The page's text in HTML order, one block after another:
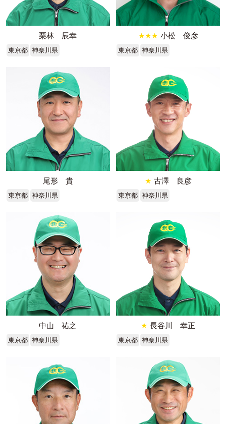
栗林 辰幸
東京都 神奈川県
★★★ 小松 俊彦
東京都 神奈川県
尾形 貴
東京都 神奈川県
★ 古澤 良彦
東京都 神奈川県
中山 祐之
東京都 神奈川県
★ 長谷川 幸正
東京都 神奈川県